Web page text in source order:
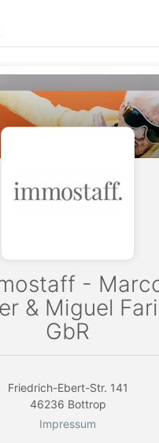
-
& Miguel
GbR
Friedrich-Ebert-Str. 141
46236 Bottrop
Impressum